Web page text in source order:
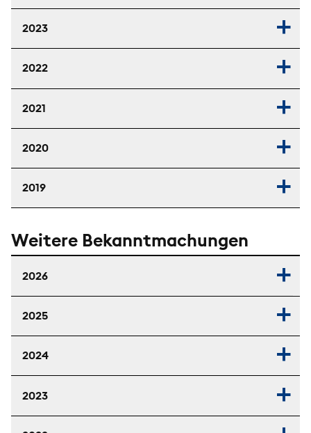
2023
2022
2021
2020
2019
Weitere Bekanntmachungen
2026
2025
2024
2023